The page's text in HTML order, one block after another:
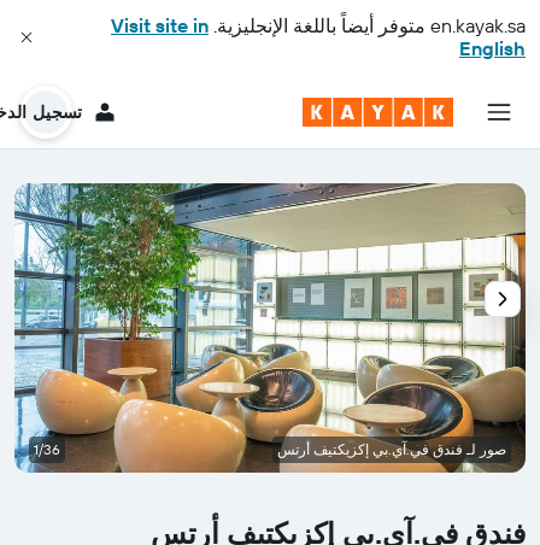
en.kayak.sa متوفر أيضاً باللغة الإنجليزية. Visit site in
English
تسجيل
فندق في.آي.بي إكزيكتيف أرتس
صور لـ فندق في.آي.بي إكزيكتيف أرتس 1/36